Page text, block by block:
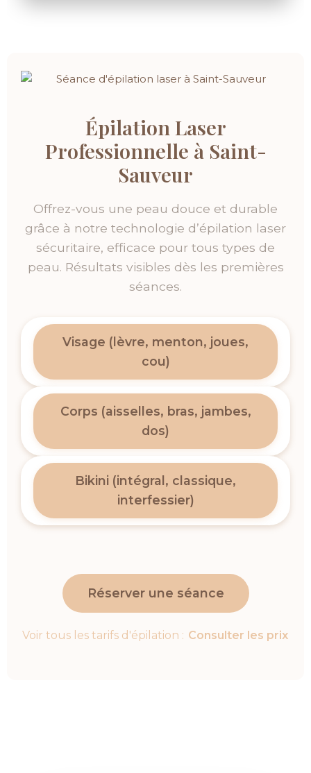
Épilation Laser
Professionnelle à Saint-
Sauveur
Offrez-vous une peau douce et durable
grâce à notre technologie d’épilation laser
sécuritaire, efficace pour tous types de
peau. Résultats visibles dès les premières
séances.
Visage (lèvre, menton, joues,
cou)
Corps (aisselles, bras, jambes,
dos)
Bikini (intégral, classique,
interfessier)
Réserver une séance
Voir tous les tarifs d'épilation : Consulter les prix